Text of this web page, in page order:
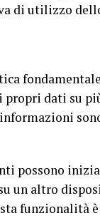
di utilizzo
dati su
possono
un altro
funzionalità